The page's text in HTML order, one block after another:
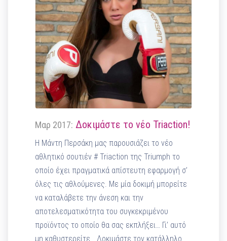
Μαρ 2017: Δοκιμάστε το νέο Triaction!
Η Μάντη Περσάκη μας παρουσιάζει το νέο
αθλητικό σουτιέν # Triaction της Triumph το
οποίο έχει πραγματικά απίστευτη εφαρμογή σ’
όλες τις αθλούμενες. Με μία δοκιμή μπορείτε
να καταλάβετε την άνεση και την
αποτελεσματικότητα του συγκεκριμένου
προϊόντος το οποίο θα σας εκπλήξει… Γι’ αυτό
μη καθυστερείτε… Δοκιμάστε τον κατάλληλο